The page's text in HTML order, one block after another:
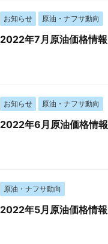
お知らせ 原油・ナフサ動向
2022年7月原油価格情報
お知らせ 原油・ナフサ動向
2022年6月原油価格情報
原油・ナフサ動向
2022年5月原油価格情報